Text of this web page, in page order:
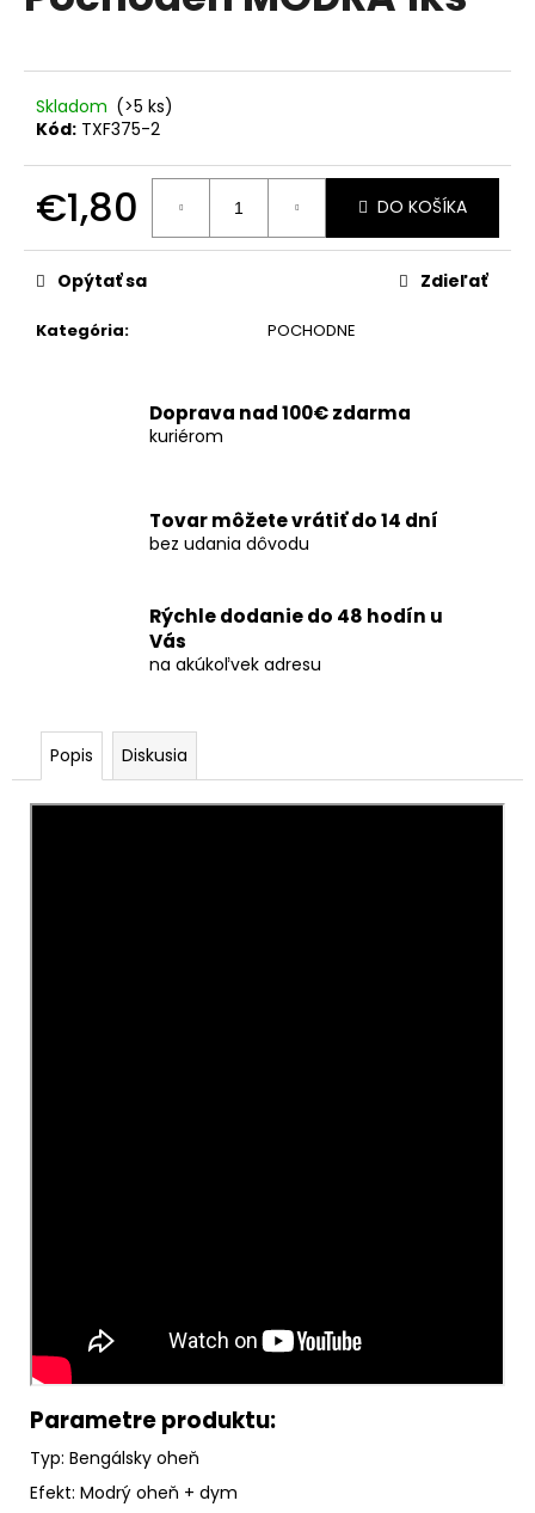
5
hviezdičiek.
Skladom (>5 ks)
Kód: TXF375-2
€1,80
cena:
DO KOŠÍKA
Kategória: POCHODNE
Opýtať sa Zdieľať
Doprava nad 100€ zdarma
kuriérom
Tovar môžete vrátiť do 14 dní
bez udania dôvodu
Rýchle dodanie do 48 hodín u
Vás
na akúkoľvek adresu
Popis Diskusia
Parametre produktu:
Typ: Bengálsky oheň
Efekt: Modrý oheň + dym
j
s
ť
?
GOLD
2KS
ČÍNA